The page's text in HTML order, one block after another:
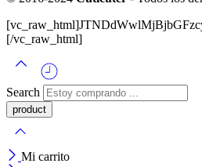
[/vc_raw_html]
Search
Mi carrito